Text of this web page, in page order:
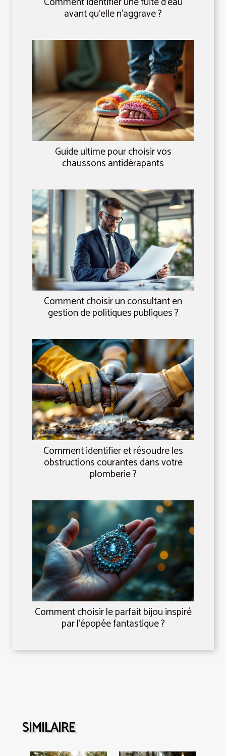
avant qu'elle n'aggrave ?
Guide ultime pour choisir vos
chaussons antidérapants
Comment choisir un consultant en
gestion de politiques publiques ?
Comment identifier et résoudre les
obstructions courantes dans votre
plomberie ?
Comment choisir le parfait bijou inspiré
par l'épopée fantastique ?
SIMILAIRE